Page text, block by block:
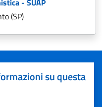
- SUAP
(SP)
su questa